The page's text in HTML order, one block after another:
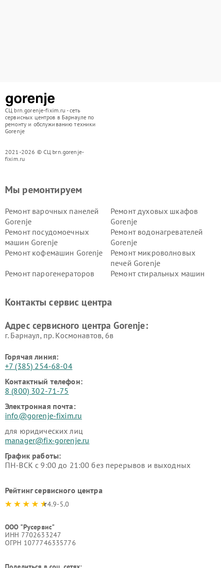
СЦ brn.gorenje-fixim.ru - сеть
сервисных центров в Барнауле по
ремонту и обслуживанию техники
Gorenje
2021-2026 © СЦ brn.gorenje-
fixim.ru
Мы ремонтируем
Ремонт варочных панелей
Gorenje
Ремонт духовых шкафов
Gorenje
Ремонт посудомоечных
машин Gorenje
Ремонт водонагревателей
Gorenje
Ремонт кофемашин Gorenje
Ремонт микроволновых
печей Gorenje
Ремонт парогенераторов
Ремонт стиральных машин
Контакты сервис центра
Адрес сервисного центра Gorenje:
г. Барнаул, ​пр. Космонавтов, 6в
Горячая линия:
+7 (385) 254-68-04
Контактный телефон:
8 (800) 302-71-75
Электронная почта:
info@gorenje-fixim.ru
для юридических лиц
manager@fix-gorenje.ru
График работы:
ПН-ВСК с 9:00 до 21:00 без перерывов и выходных
Рейтинг сервисного центра
4.9-5.0
ООО "Русервис"
ИНН 7702633247
ОГРН 1077746335776